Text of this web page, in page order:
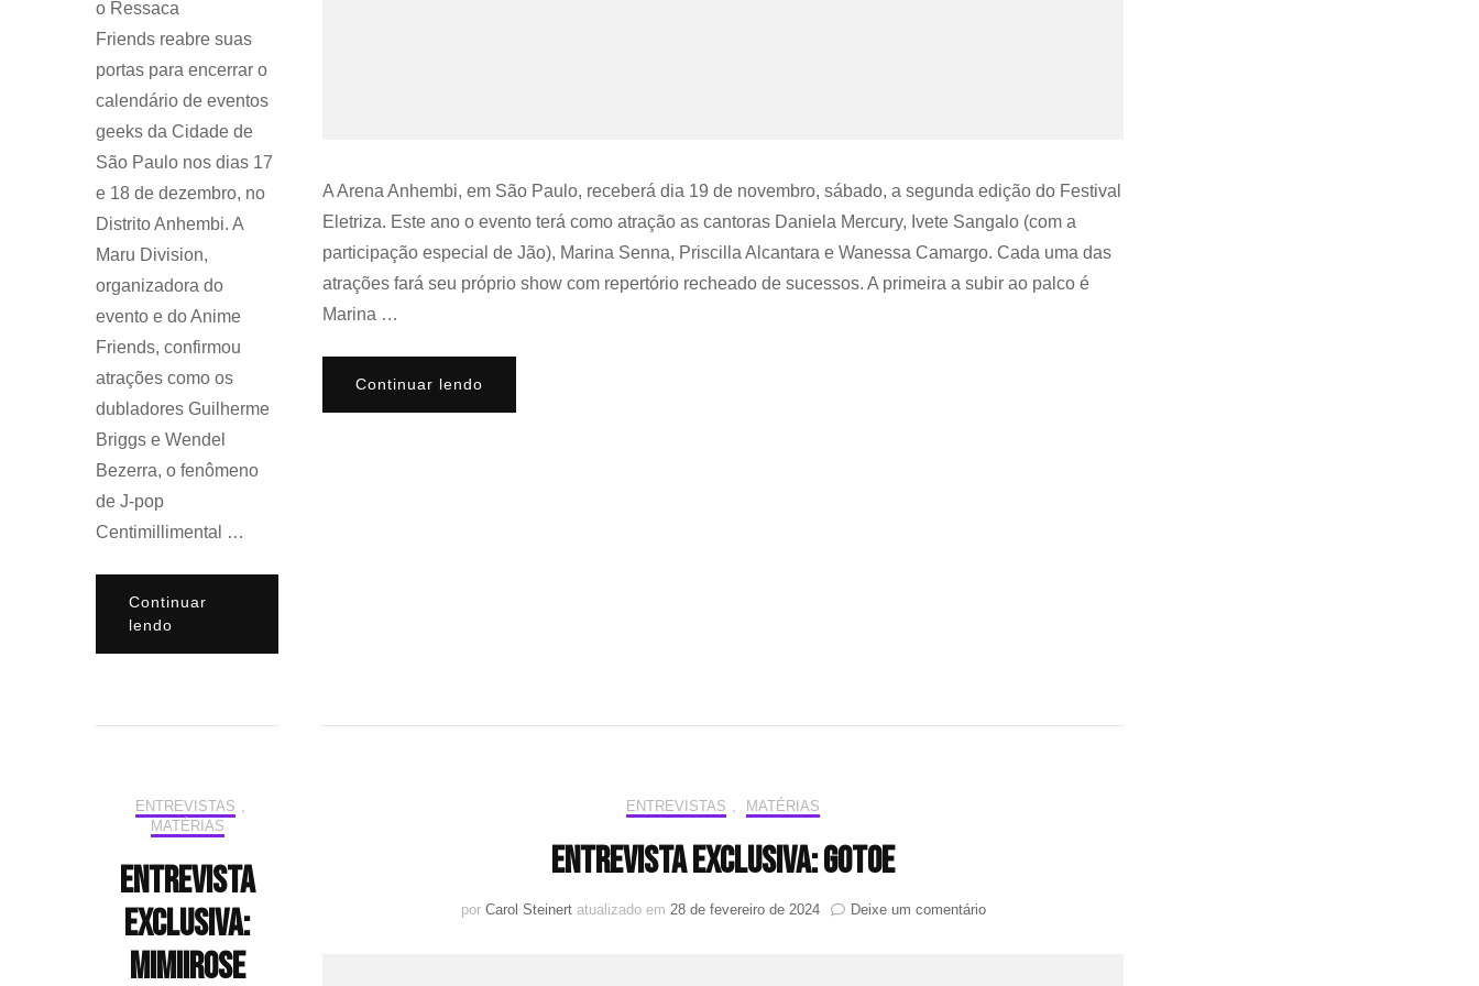
o Ressaca
Friends reabre suas
portas para encerrar o
calendário de eventos
geeks da Cidade de
São Paulo nos dias 17
e 18 de dezembro, no
Distrito Anhembi. A
Maru Division,
organizadora do
evento e do Anime
Friends, confirmou
atrações como os
dubladores Guilherme
Briggs e Wendel
Bezerra, o fenômeno
de J-pop
Centimillimental …
Continuar
lendo
A Arena Anhembi, em São Paulo, receberá dia 19 de novembro, sábado, a segunda edição do Festival
Eletriza. Este ano o evento terá como atração as cantoras Daniela Mercury, Ivete Sangalo (com a
participação especial de Jão), Marina Senna, Priscilla Alcantara e Wanessa Camargo. Cada uma das
atrações fará seu próprio show com repertório recheado de sucessos. A primeira a subir ao palco é
Marina …
Continuar lendo
ENTREVISTAS ,
MATÉRIAS
Entrevista
Exclusiva:
mimiirose
ENTREVISTAS , MATÉRIAS
Entrevista Exclusiva: GOTOE
por Carol Steinert atualizado em 28 de fevereiro de 2024 Deixe um comentárioem